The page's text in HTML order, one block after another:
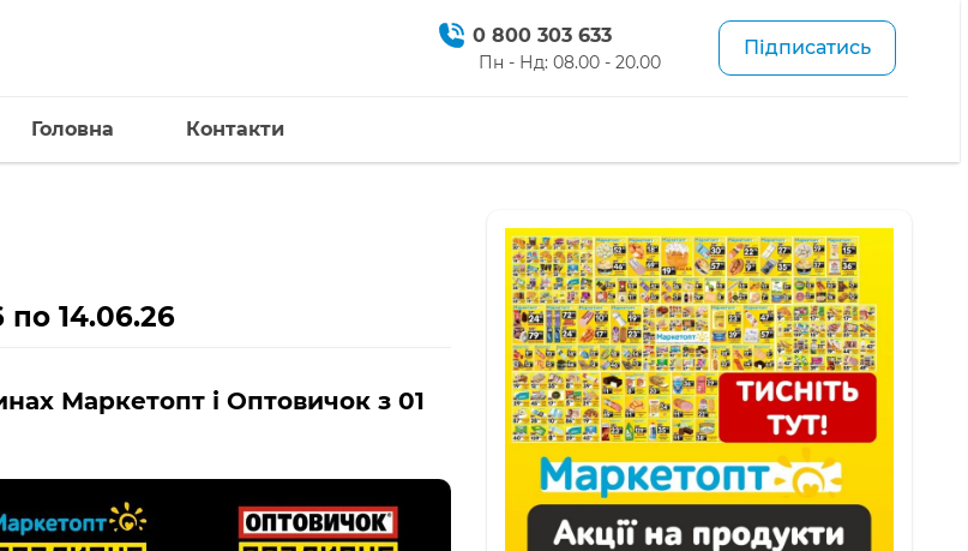
0 800 303 633
Пн - Нд: 08.00 - 20.00
Підписатись
Головна Контакти
по 14.06.26
Маркетопт і Оптовичок з 01